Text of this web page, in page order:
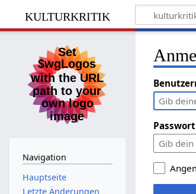
kulturkritik
Passwort
Navigation
Hauptseite
Letzte Änderungen